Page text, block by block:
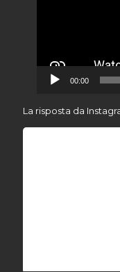
00:00
La risposta da